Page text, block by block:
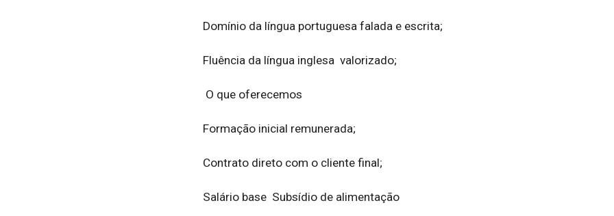
Domínio da língua portuguesa falada e escrita;
Fluência da língua inglesa  valorizado;
Formação inicial remunerada;
Contrato direto com o cliente final;
Salário base  Subsídio de alimentação